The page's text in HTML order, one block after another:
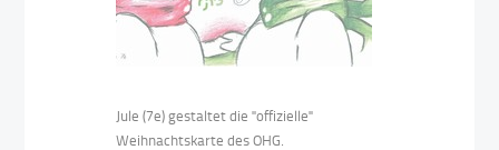
Jule (7e) gestaltet die "offizielle"
Weihnachtskarte des OHG.